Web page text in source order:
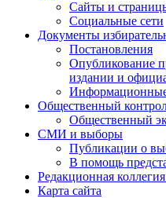
Сайты и
Социальные сети
Документы
Постановления
Опубликование
издании и
Общественный
Общественный
СМИ и выборы
Публикации о
В помощь
Редакционная
Карта сайта